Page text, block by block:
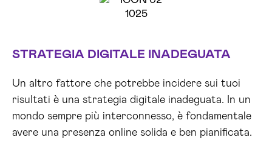
STRATEGIA DIGITALE INADEGUATA
Un altro fattore che potrebbe incidere sui tuoi
risultati è una strategia digitale inadeguata. In un
mondo sempre più interconnesso, è fondamentale
avere una presenza online solida e ben pianificata.